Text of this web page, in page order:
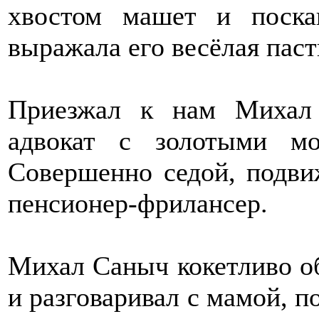
хвостом машет и
выражала его весёлая
Приезжал к нам
адвокат с золотыми
Совершенно седой,
пенсионер-фрилансер.
Михал Саныч кокетливо
и разговаривал с мамой,